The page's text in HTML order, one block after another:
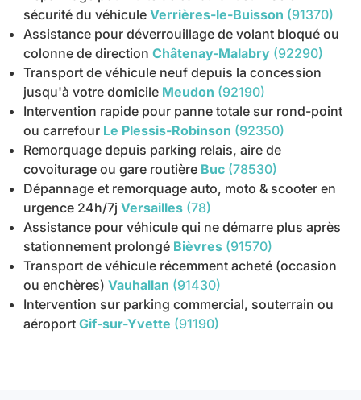
sécurité du véhicule Verrières-le-Buisson (91370)
Assistance pour déverrouillage de volant bloqué ou
colonne de direction Châtenay-Malabry (92290)
Transport de véhicule neuf depuis la concession
jusqu'à votre domicile Meudon (92190)
Intervention rapide pour panne totale sur rond-point
ou carrefour Le Plessis-Robinson (92350)
Remorquage depuis parking relais, aire de
covoiturage ou gare routière Buc (78530)
Dépannage et remorquage auto, moto & scooter en
urgence 24h/7j Versailles (78)
Assistance pour véhicule qui ne démarre plus après
stationnement prolongé Bièvres (91570)
Transport de véhicule récemment acheté (occasion
ou enchères) Vauhallan (91430)
Intervention sur parking commercial, souterrain ou
aéroport Gif-sur-Yvette (91190)